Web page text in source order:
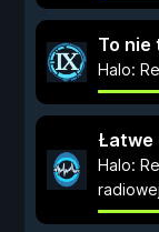
To nie
Halo:
Łatwe
Halo: